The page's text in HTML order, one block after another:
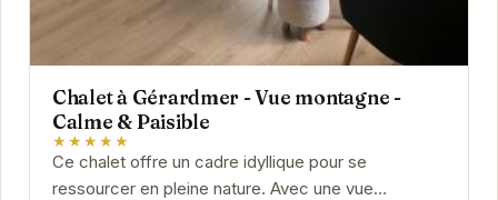
Chalet à Gérardmer - Vue montagne -
Calme & Paisible
★★★★★
Ce chalet offre un cadre idyllique pour se
ressourcer en pleine nature. Avec une vue